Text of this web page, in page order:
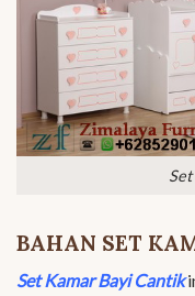
BAHAN SET
Set Kamar Bayi Cantik